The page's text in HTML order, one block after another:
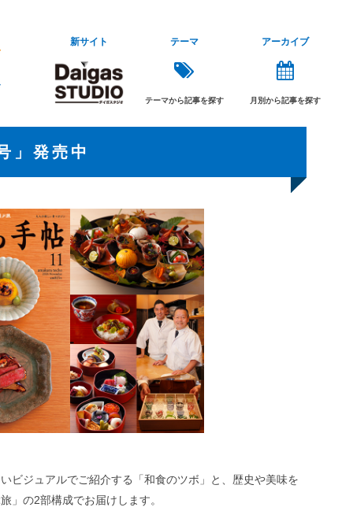
新サイト テーマ
テーマから記事を探す
アーカイブ
月別から記事を探す
」発売中
ビジュアルでご紹介する「和食のツボ」と、歴史や美味を
」の2部構成でお届けします。